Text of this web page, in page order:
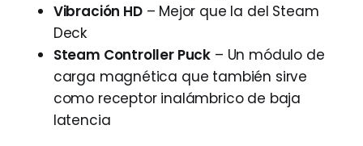
Vibración HD– Mejor que la del Steam
Deck
Steam Controller Puck – Un módulo de
carga magnética que también sirve
como receptor inalámbrico de baja
latencia